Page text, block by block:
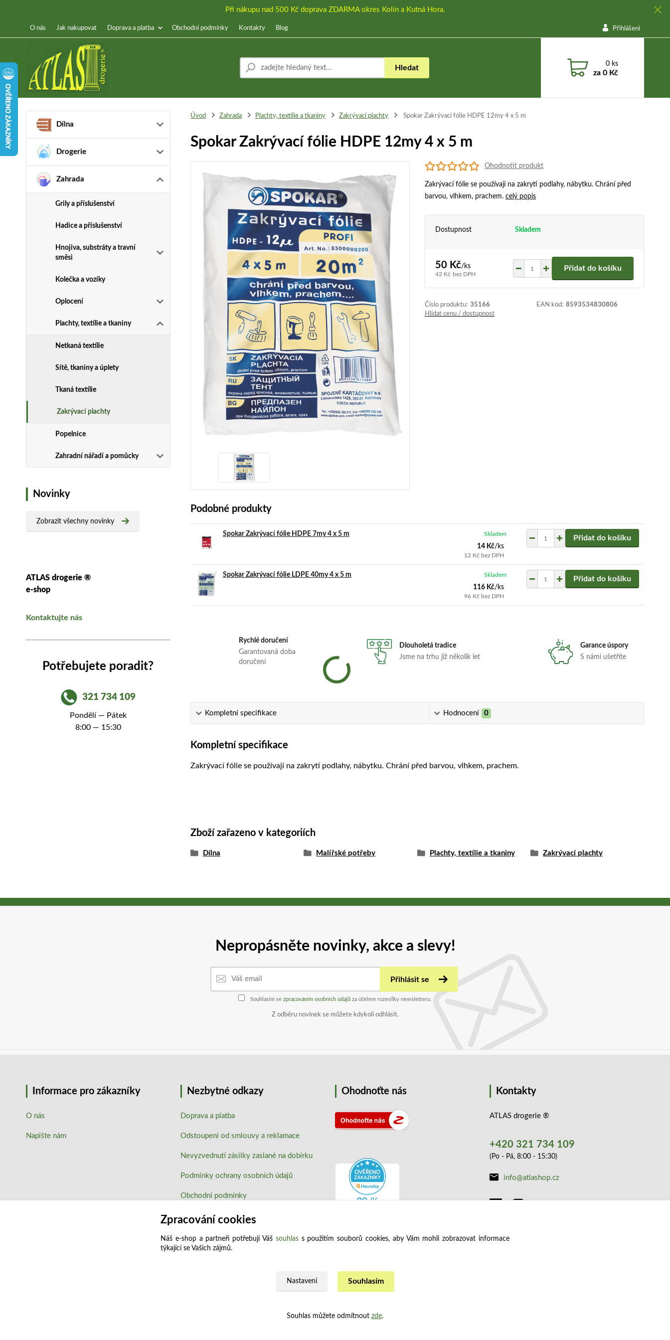
Při nákupu nad 500 Kč doprava ZDARMA okres Kolín a Kutná Hora.
O nás Jak nakupovat Doprava a platba Obchodní podmínky Kontakty Blog Přihlášení
Hledat 0 ks
za0 Kč
Dílna
Drogerie
Zahrada
Grily a příslušenství
Hadice a příslušenství
Hnojiva, substráty a travní
směsi
Kolečka a vozíky
Oplocení
Plachty, textílie a tkaniny
Netkaná textílie
Sítě, tkaniny a úplety
Tkaná textílie
Zakrývací plachty
Popelnice
Zahradní nářadí a pomůcky
Novinky
Zobrazit všechny novinky
ATLAS drogerie ®
e-shop
Kontaktujte nás
Potřebujete poradit?
321 734 109
Pondělí — Pátek
8:00 — 15:30
Úvod Zahrada Plachty, textílie a tkaniny Zakrývací plachty Spokar Zakrývací fólie HDPE 12my 4 x 5 m
Spokar Zakrývací fólie HDPE 12my 4 x 5 m
Ohodnotit produkt
Zakrývací fólie se používají na zakrytí podlahy, nábytku. Chrání před
barvou, vlhkem, prachem. celý popis
Dostupnost Skladem
50 Kč/ks
42 Kč bez DPH
Přidat do košíku
Číslo produktu: 35166 EAN kód: 8593534830806
Hlídat cenu / dostupnost
Podobné produkty
Spokar Zakrývací fólie HDPE 7my 4 x 5 m
14 Kč/ ks
12 Kč bez DPH
Skladem Přidat do košíku
Spokar Zakrývací fólie LDPE 40my 4 x 5 m
116 Kč/ ks
96 Kč bez DPH
Skladem Přidat do košíku
Rychlé doručení
Garantovaná doba
doručení
Dlouholetá tradice
Jsme na trhu již několik let
Garance úspory
S námi ušetříte
Kompletní specifikace Hodnocení 0
Kompletní specifikace
Zakrývací fólie se používají na zakrytí podlahy, nábytku. Chrání před barvou, vlhkem, prachem.
Zboží zařazeno v kategoriích
Dílna Malířské potřeby Plachty, textílie a tkaniny Zakrývací plachty
Nepropásněte novinky, akce a slevy!
Přihlásit se
Souhlasím se zpracováním osobních údajů za účelem rozesílky newsletteru.
Z odběru novinek se můžete kdykoli odhlásit.
Informace pro zákazníky
O nás
Napište nám
Nezbytné odkazy
Doprava a platba
Odstoupení od smlouvy a reklamace
Nevyzvednutí zásilky zaslané na dobírku
Podmínky ochrany osobních údajů
Obchodní podmínky
Používání cookies
Ohodnoťte nás Kontakty
ATLAS drogerie ®
+420 321 734 109
(Po - Pá, 8:00 - 15:30)
info@atlashop.cz
Upravit sběr cookies.
Zpracování cookies
Náš e-shop a partneři potřebují Váš souhlass použitím souborů cookies, aby Vám mohli zobrazovat informace
týkající se Vašich zájmů.
Nastavení Souhlasím
Souhlas můžete odmítnout zde.